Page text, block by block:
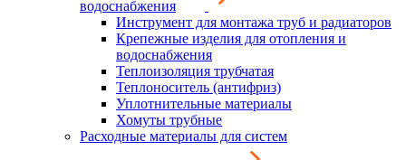
водоснабжения
Инструмент для монтажа труб и радиаторов
Крепежные изделия для отопления и
водоснабжения
Теплоизоляция трубчатая
Теплоноситель (антифриз)
Уплотнительные материалы
Хомуты трубные
Расходные материалы для систем